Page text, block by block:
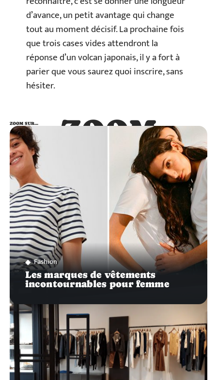
d’avance, un petit avantage qui change
tout au moment décisif. La prochaine fois
que trois cases vides attendront la
réponse d’un volcan japonais, il y a fort à
parier que vous saurez quoi inscrire, sans
hésiter.
ZOOM
SUR…
ZOOM SUR…
Fashion
Les marques de vêtements
incontournables pour femme